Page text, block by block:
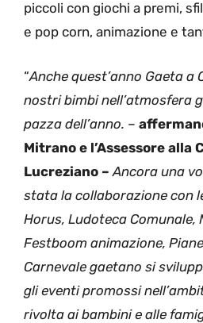
piccoli con giochi a premi,
e pop corn, animazione e
“Anche quest’anno Gaeta a
nostri bimbi nell’atmosfera
pazza dell’anno. –
Mitrano e l’Assessore alla
Lucreziano – Ancora una
stata la collaborazione con
Horus, Ludoteca Comunale,
Festboom animazione,
Carnevale gaetano si
gli eventi promossi
rivolta ai bambini e alle